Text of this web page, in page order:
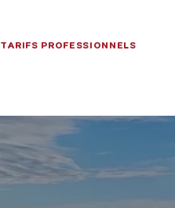
TARIFS PROFESSIONNELS